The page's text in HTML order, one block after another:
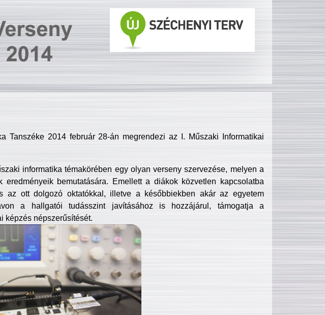
Tanszéke 2014 február 28-án megrendezi az I. Műszaki Informatikai
informatika témakörében egy olyan verseny szervezése, melyen a
bemutatására. Emellett a diákok közvetlen kapcsolatba
az ott dolgozó oktatókkal, illetve a későbbiekben akár az egyetem
a hallgatói tudásszint javításához is hozzájárul, támogatja a
képzés népszerűsítését.